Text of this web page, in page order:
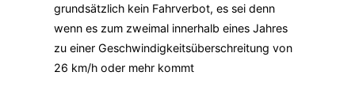
grundsätzlich kein Fahrverbot, es sei denn
wenn es zum zweimal innerhalb eines Jahres
zu einer Geschwindigkeitsüberschreitung von
26 km/h oder mehr kommt